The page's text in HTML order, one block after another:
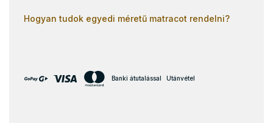
Hogyan tudok egyedi méretű matracot rendelni?
Banki átutalással Utánvétel